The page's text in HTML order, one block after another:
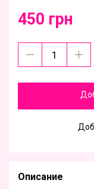
450 грн
Описание